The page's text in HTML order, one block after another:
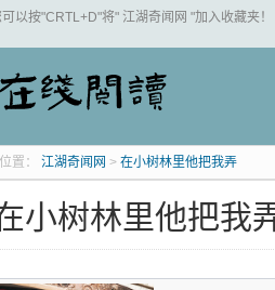
以按"CRTL+D"将" 江湖奇闻网 "加入收藏夹！
置： 江湖奇闻网 > 在小树林里他把我弄
小树林里他把我